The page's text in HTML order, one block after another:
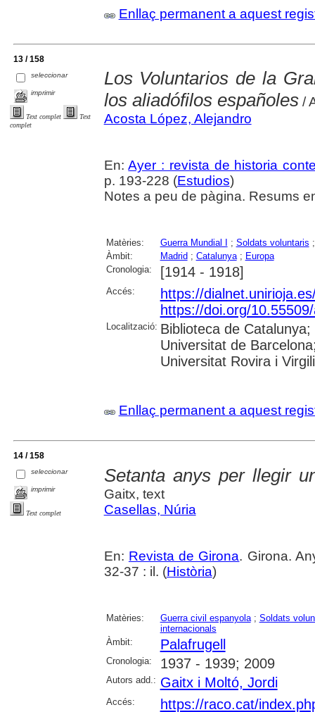
Enllaç permanent a aquest
13 / 158
seleccionar
imprimir
Text complet
Text
complet
Los Voluntarios de la
los aliadófilos españoles/
Acosta López, Alejandro
En:Ayer : revista de historia
p. 193-228 (Estudios)
Notes a peu de pàgina. Resums
Matèries: Guerra Mundial I ; Soldats voluntaris
Àmbit:
Madrid ; Catalunya; Europa
Cronologia:
[1914 - 1918]
Accés:
https://
https://doi.org/
Localització: Biblioteca de
Universitat de
Universitat Rovira i
Enllaç permanent a aquest
14 / 158
seleccionar
imprimir
Text complet
Setanta anys per llegir
Gaitx, text
Casellas, Núria
En: Revista de Girona. Girona.
32-37 : il. (Història)
Matèries: Guerra civil espanyola; Soldats
internacionals
Àmbit:
Palafrugell
Cronologia: 1937 - 1939; 2009
Autors add.: Gaitx i Moltó, Jordi
Accés: https://raco.cat/